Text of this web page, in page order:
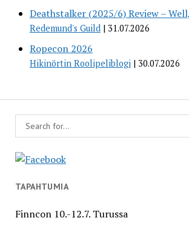
Deathstalker (2025/6) Review –
Redemund's Guild 31.07.2026
Ropecon 2026
Hikinörtin Roolipeliblogi 30.07.2026
TAPAHTUMIA
Finncon 10.-12.7. Turussa